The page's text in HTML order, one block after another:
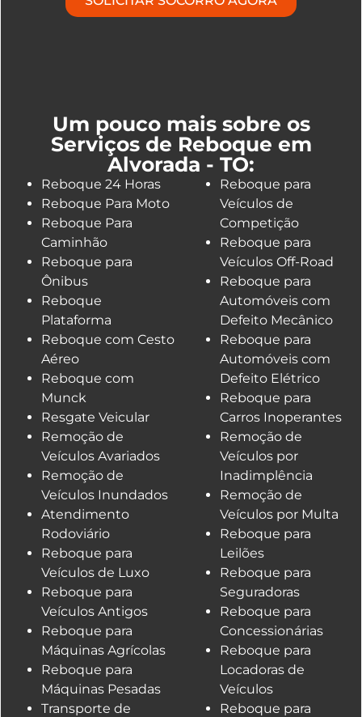
Um pouco mais sobre os
Serviços de Reboque em
Alvorada - TO:
Reboque 24 Horas
Reboque Para Moto
Reboque Para
Caminhão
Reboque para
Ônibus
Reboque
Plataforma
Reboque com Cesto
Aéreo
Reboque com
Munck
Resgate Veicular
Remoção de
Veículos Avariados
Remoção de
Veículos Inundados
Atendimento
Rodoviário
Reboque para
Veículos de Luxo
Reboque para
Veículos Antigos
Reboque para
Máquinas Agrícolas
Reboque para
Máquinas Pesadas
Transporte de
Reboque para
Veículos de
Competição
Reboque para
Veículos Off-Road
Reboque para
Automóveis com
Defeito Mecânico
Reboque para
Automóveis com
Defeito Elétrico
Reboque para
Carros Inoperantes
Remoção de
Veículos por
Inadimplência
Remoção de
Veículos por Multa
Reboque para
Leilões
Reboque para
Seguradoras
Reboque para
Concessionárias
Reboque para
Locadoras de
Veículos
Reboque para